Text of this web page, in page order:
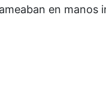
en manos